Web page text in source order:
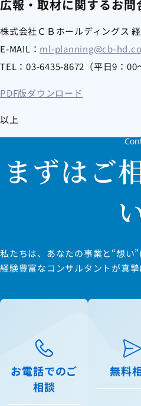
広報・取材に関するお問
株式会社ＣＢホールディングス
E-MAIL： ml-planning@cb-
TEL：03-6435-8672（平日9：00
PDF版ダウンロード
以上
まずはご
私たちは、あなたの事業と“想い”
経験豊富なコンサルタントが真摯
お電話でのご
相談
無料